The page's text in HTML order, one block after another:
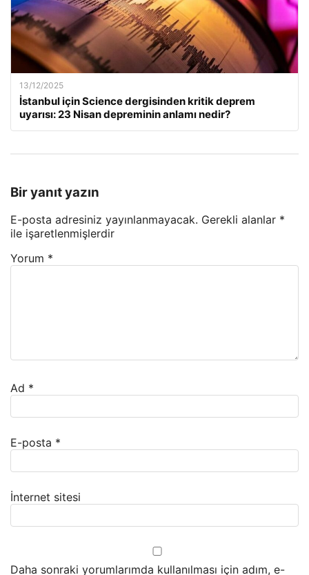
13/12/2025
İstanbul için Science dergisinden kritik deprem
uyarısı: 23 Nisan depreminin anlamı nedir?
Bir yanıt yazın
E-posta adresiniz yayınlanmayacak. Gerekli alanlar *
ile işaretlenmişlerdir
Yorum *
Ad *
E-posta *
İnternet sitesi
Daha sonraki yorumlarımda kullanılması için adım, e-